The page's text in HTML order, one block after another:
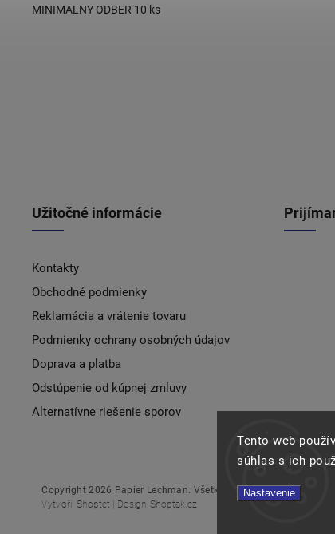
Tento web
súhlas s ich
Nastavenie
MINIMALNY ODBER 10 ks
Užitočné informácie
Kontakty
Obchodné podmienky
Reklamácia a vrátenie tovaru
Podmienky ochrany osobných údajov
Doprava a platba
Odstúpenie od kúpnej zmluvy
Alternatívne riešenie sporov
Copyright 2026 Papier Lechman. Všetky práva vyhradené.
Vytvořil Shoptet | Design Shoptak.cz